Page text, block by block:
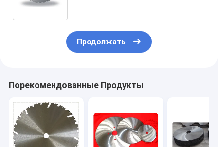
Продолжать
Порекомендованные Продукты